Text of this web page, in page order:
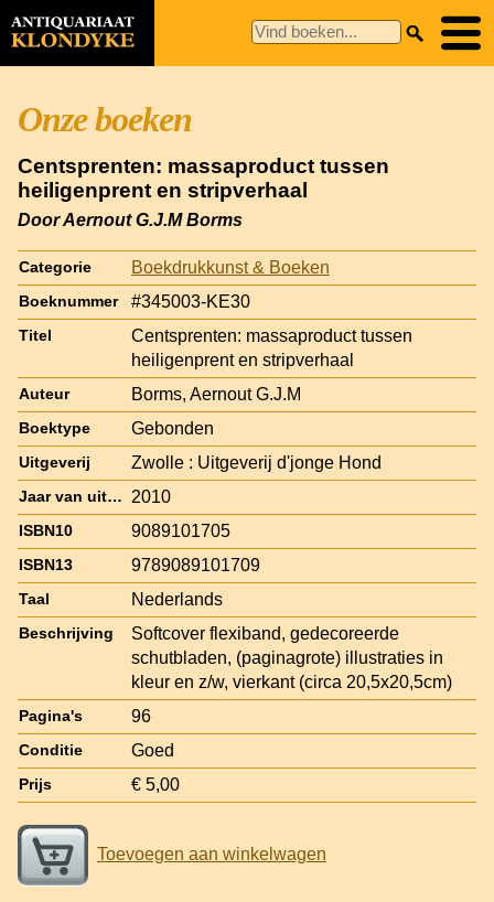
Onze boeken
Centsprenten: massaproduct tussen
heiligenprent en stripverhaal
Door Aernout G.J.M Borms
Categorie Boekdrukkunst & Boeken
Boeknummer #345003-KE30
Titel
Centsprenten: massaproduct tussen
heiligenprent en stripverhaal
Auteur Borms, Aernout G.J.M
Boektype Gebonden
Uitgeverij Zwolle : Uitgeverij d'jonge Hond
Jaar van uitgave 2010
ISBN10 9089101705
ISBN13 9789089101709
Taal Nederlands
Beschrijving
Softcover flexiband, gedecoreerde
schutbladen, (paginagrote) illustraties in
kleur en z/w, vierkant (circa 20,5x20,5cm)
Pagina's 96
Conditie Goed
Prijs € 5,00
Toevoegen aan winkelwagen